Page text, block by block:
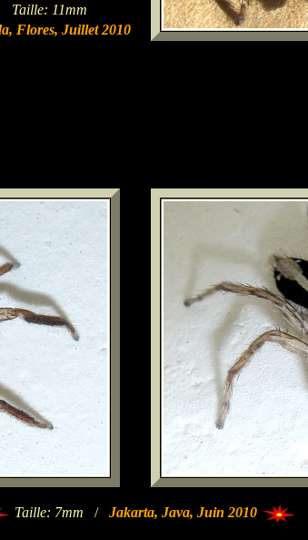
Taille: 11mm
Flores, Juillet 2010
Taille: 7mm / Jakarta, Java, Juin 2010